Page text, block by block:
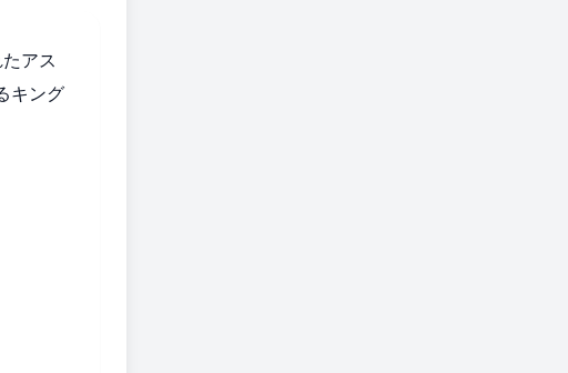
アス
キング